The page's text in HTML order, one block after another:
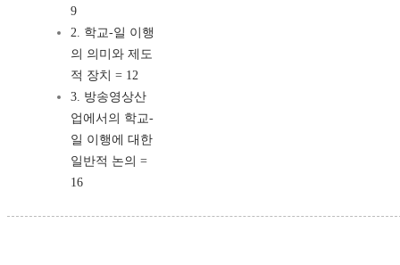
9
2. 학교-일 이행
의 의미와 제도
적 장치 = 12
3. 방송영상산
업에서의 학교-
일 이행에 대한
일반적 논의 =
16